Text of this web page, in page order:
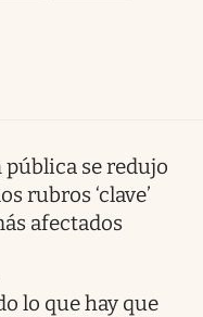
se redujo
rubros ‘clave’
afectados
lo que hay que